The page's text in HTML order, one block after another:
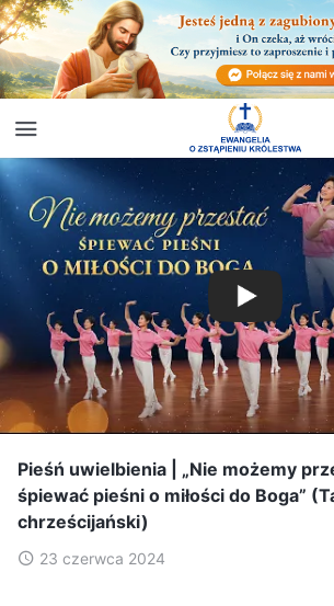
Pieśń uwielbienia | „Nie możemy
śpiewać pieśni o miłości do Boga”
chrześcijański)
23 czerwca 2024